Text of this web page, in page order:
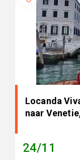
Locanda
naar
24/11